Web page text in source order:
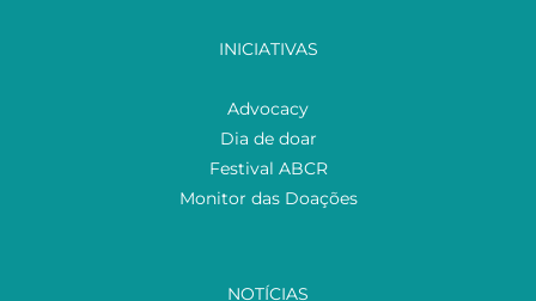
INICIATIVAS
Advocacy
Dia de doar
Festival ABCR
Monitor das Doações
NOTÍCIAS